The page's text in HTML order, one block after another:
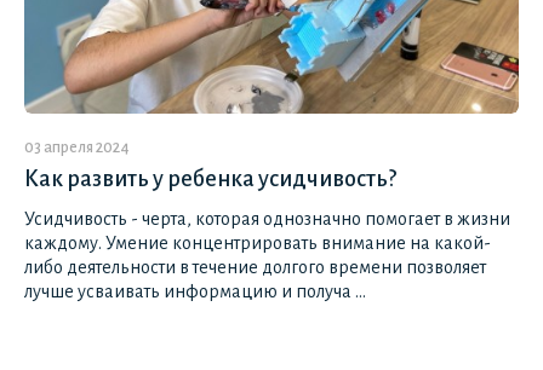
03 апреля 2024
Как развить у ребенка усидчивость?
Усидчивость - черта, которая однозначно помогает в жизни
каждому. Умение концентрировать внимание на какой-
либо деятельности в течение долгого времени позволяет
лучше усваивать информацию и получа ...